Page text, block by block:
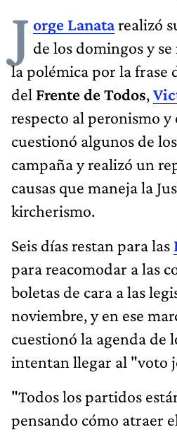
J orge Lanatarealizó
de los domingos y
la polémica por la frase
del Frente de Todos,
respecto al peronismo y
cuestionó algunos de
campaña y realizó un
causas que maneja la
kircherismo.
Seis días restan para las
para reacomodar a las
boletas de cara a las
noviembre, y en ese
cuestionó la agenda de
intentan llegar al "voto
"Todos los partidos
pensando cómo atraer